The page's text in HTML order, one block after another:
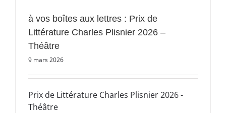
à vos boîtes aux lettres : Prix de
Littérature Charles Plisnier 2026 –
Théâtre
9 mars 2026
Prix de Littérature Charles Plisnier 2026 -
Théâtre